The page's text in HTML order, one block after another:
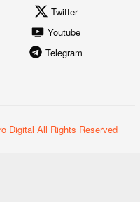
Twitter
Youtube
Telegram
Digital All Rights Reserved